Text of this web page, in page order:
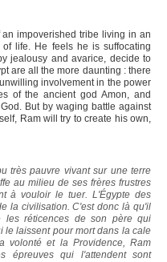
impoverished tribe living in an
life. He feels he is suffocating
jealousy and avarice, decide to
are all the more daunting : there
involvement in the power
of the ancient god Amon, and
But by waging battle against
Ram will try to create his own,
très pauvre vivant sur une terre
au milieu de ses frères frustres
à vouloir le tuer. L'Égypte des
la civilisation. C'est donc là qu'il
les réticences de son père qui
le laissent pour mort dans la cale
volonté et la Providence, Ram
épreuves qui l'attendent sont